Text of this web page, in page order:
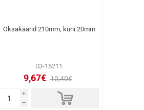
Oksakäärid 210mm, kuni 20mm
03-15211
9,67€ 10,40€
i
h d